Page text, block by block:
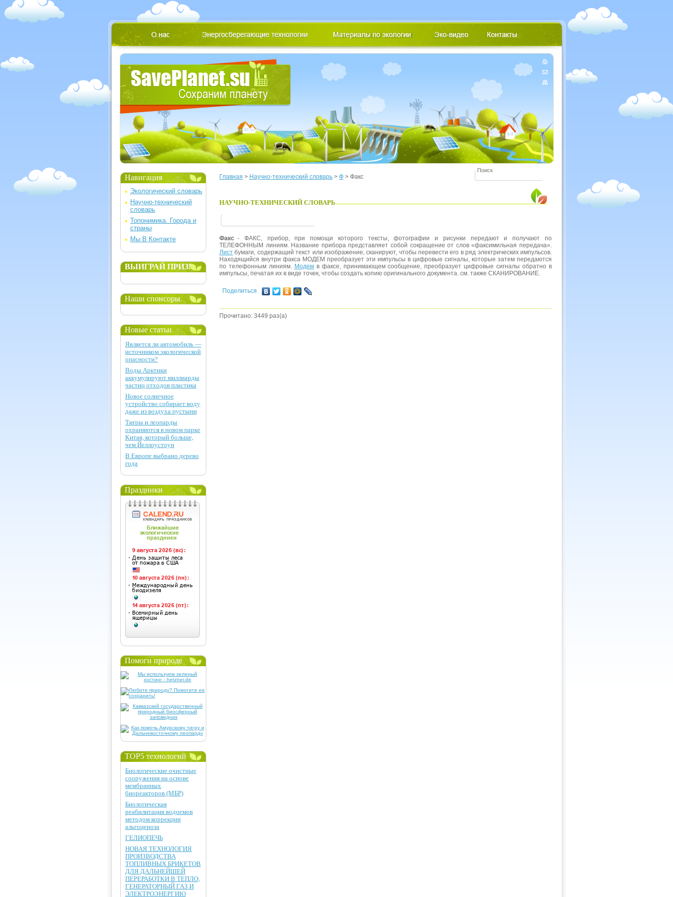
Главная > Научно-технический словарь > Ф > Факс
НАУЧНО-ТЕХНИЧЕСКИЙ СЛОВАРЬ
Факс - ФАКС, прибор, при помощи которого тексты, фотографии и рисунки передают и получают по
ТЕЛЕФОННЫМ линиям. Название прибора представляет собой сокращение от слов «факсимильная передача».
Лист бумаги, содержащий текст или изображение, сканируют, чтобы перевести его в ряд электрических импульсов.
Находящийся внутри факса МОДЕМ преобразует эти импульсы в цифровые сигналы, которые затем передаются
по телефонным линиям. Модемв факсе, принимающем сообщение, преобразует цифровые сигналы обратно в
импульсы, печатая их в виде точек, чтобы создать копию оригинального документа. см. также СКАНИРОВАНИЕ.
Поделиться
Прочитано: 3449 раз(а)
Навигация
Экологический словарь
Научно-технический
словарь
Топонимика. Города и
страны
Мы В Контакте
ВЫИГРАЙ ПРИЗ!
Наши спонсоры
Новые статьи
Является ли автомобиль —
источником экологической
опасности?
Воды Арктики
аккумулируют миллиарды
частиц отходов пластика
Новое солнечное
устройство собирает воду
даже из воздуха пустыни
Тигры и леопарды
охраняются в новом парке
Китая, который больше,
чем Йеллоустоун
В Европе выбрано дерево
года
Праздники
Помоги природе
TOP5 технологий
Биологические очистные
сооружения на основе
мембранных
биореакторов (МБР)
Биологическая
реабилитация водоемов
методом коррекции
альгоценоза
ГЕЛИОПЕЧЬ
НОВАЯ ТЕХНОЛОГИЯ
ПРОИЗВОДСТВА
ТОПЛИВНЫХ БРИКЕТОВ
ДЛЯ ДАЛЬНЕЙШЕЙ
ПЕРЕРАБОТКИ В ТЕПЛО,
ГЕНЕРАТОРНЫЙ ГАЗ И
ЭЛЕКТРОЭНЕРГИЮ